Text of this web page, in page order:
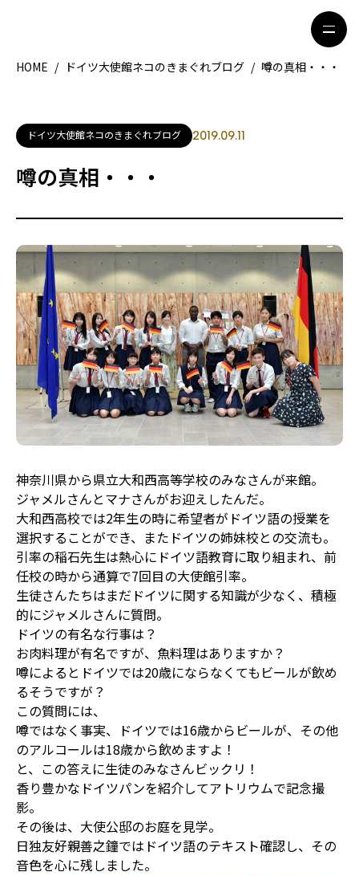
HOME
地域別ガイド
観光ガイド
ライフスタイル
著者一覧
ライター募集
HOME / ドイツ大使館ネコのきまぐれブログ / 噂の真相・・・
ドイツ大使館ネコのきまぐれブログ 2019.09.11
噂の真相・・・
神奈川県から県立大和西高等学校のみなさんが来館。
ジャメルさんとマナさんがお迎えしたんだ。
大和西高校では2年生の時に希望者がドイツ語の授業を
選択することができ、またドイツの姉妹校との交流も。
引率の稲石先生は熱心にドイツ語教育に取り組まれ、前
任校の時から通算で7回目の大使館引率。
生徒さんたちはまだドイツに関する知識が少なく、積極
的にジャメルさんに質問。
ドイツの有名な行事は？
お肉料理が有名ですが、魚料理はありますか？
噂によるとドイツでは20歳にならなくてもビールが飲め
るそうですが？
この質問には、
噂ではなく事実、ドイツでは16歳からビールが、その他
のアルコールは18歳から飲めますよ！
と、この答えに生徒のみなさんビックリ！
香り豊かなドイツパンを紹介してアトリウムで記念撮
影。
その後は、大使公邸のお庭を見学。
日独友好親善之鐘ではドイツ語のテキスト確認し、その
音色を心に残しました。